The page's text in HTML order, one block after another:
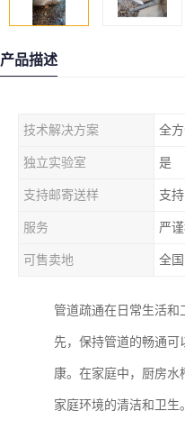
产品描述
技术解决方案 全
独立实验室 是
支持邮寄送样 支持
服务 严
可售卖地 全国
管道疏通在日常生活和
先，保持管道的畅通可
康。在家庭中，厨房
家庭环境的清洁和卫生。